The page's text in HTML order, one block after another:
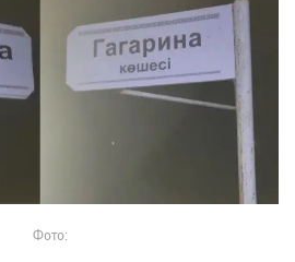
Фото: